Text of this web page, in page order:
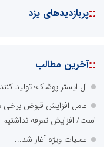
::پربازدیدهای یزد
::آخرین مطالب
ال ایستر پوشاک؛ تولید
عامل افزایش قبوض برخی
است/ افزایش تعرفه نداشتیم
عملیات ویژه آغاز شد...